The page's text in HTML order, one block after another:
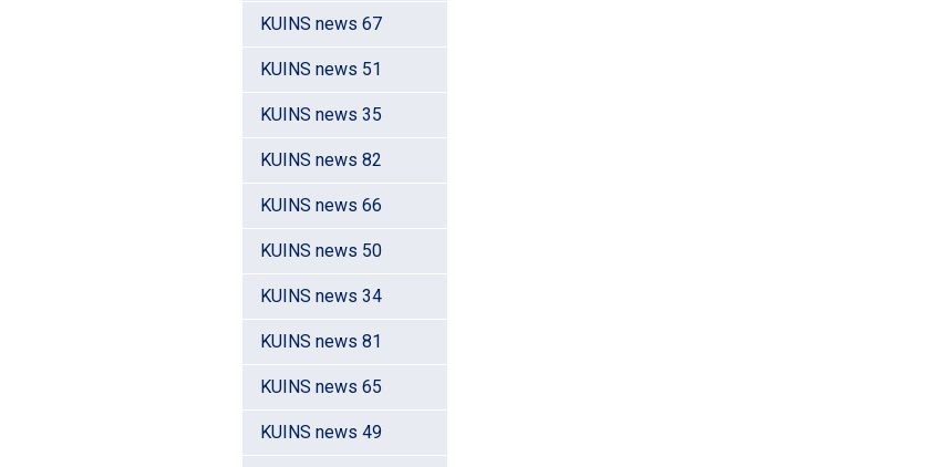
KUINS news 67
KUINS news 51
KUINS news 35
KUINS news 82
KUINS news 66
KUINS news 50
KUINS news 34
KUINS news 81
KUINS news 65
KUINS news 49